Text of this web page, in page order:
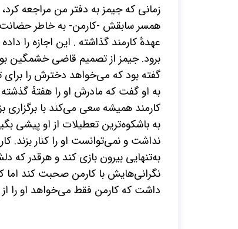
زمانی که جیمز به دفتر من مراجعه
همسر سابقش -کارمن- به خاطر
عهدهٔ کارمند گذاشته . این اجازه را
برود. جیمز از تصمیم قاضی خشمگین
گفته بود که می‌خواهد دخترش را
به او گفت که مادرش او را هفتهٔ
کارمند همیشه سعی می‌کند با
به باشکوه‌ترین تعطیلات از او پیشی
نداشت و نمی‌توانست او را کنار بزند.
به‌تنهایی بیرون بازی کند و هرقدر
نگرانی‌هایش با کارمن صحبت کند اما
داشت که کارمن فقط می‌خواهد او را از